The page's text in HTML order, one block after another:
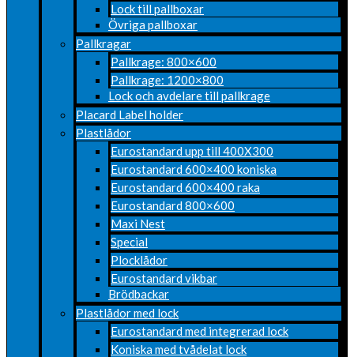
Lock till pallboxar
Övriga pallboxar
Pallkragar
Pallkrage: 800×600
Pallkrage: 1200×800
Lock och avdelare till pallkrage
Placard Label holder
Plastlådor
Eurostandard upp till 400X300
Eurostandard 600×400 koniska
Eurostandard 600×400 raka
Eurostandard 800×600
Maxi Nest
Special
Plocklådor
Eurostandard vikbar
Brödbackar
Plastlådor med lock
Eurostandard med integrerad lock
Koniska med tvådelat lock